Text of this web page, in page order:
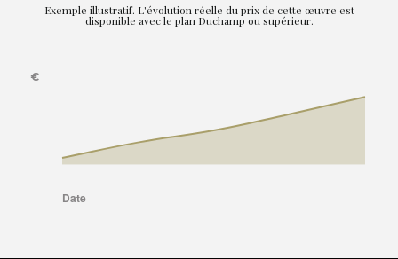
Exemple illustratif. L'évolution réelle du prix de cette œuvre est
disponible avec le plan Duchamp ou supérieur.